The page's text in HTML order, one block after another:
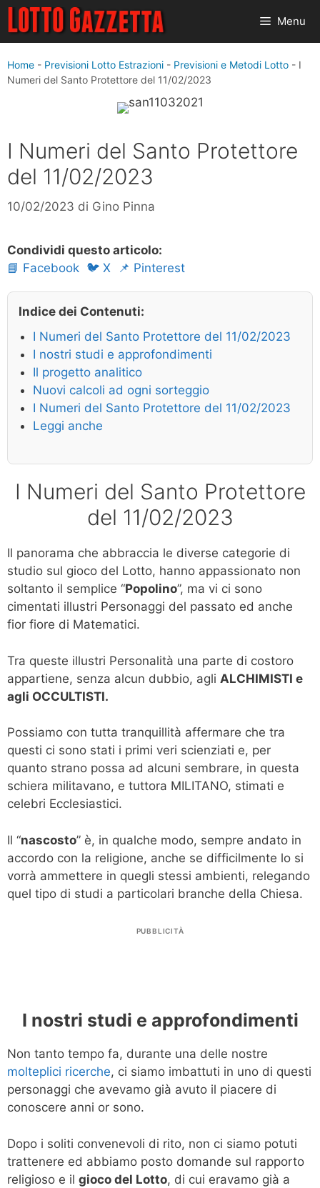
Vai
contenuto
Menu
Home - Previsioni Lotto Estrazioni - Previsioni e Metodi Lotto - I
Numeri del Santo Protettore del 11/02/2023
I Numeri del Santo Protettore
del 11/02/2023
10/02/2023 di Gino Pinna
Condividi questo articolo:
📘 Facebook 🐦 X 📌 Pinterest
Indice dei Contenuti:
I Numeri del Santo Protettore del 11/02/2023
I nostri studi e approfondimenti
Il progetto analitico
Nuovi calcoli ad ogni sorteggio
I Numeri del Santo Protettore del 11/02/2023
Leggi anche
I Numeri del Santo Protettore
del 11/02/2023
Il panorama che abbraccia le diverse categorie di
studio sul gioco del Lotto, hanno appassionato non
soltanto il semplice “Popolino”, ma vi ci sono
cimentati illustri Personaggi del passato ed anche
fior fiore di Matematici.
Tra queste illustri Personalità una parte di costoro
appartiene, senza alcun dubbio, agli ALCHIMISTI e
agli OCCULTISTI.
Possiamo con tutta tranquillità affermare che tra
questi ci sono stati i primi veri scienziati e, per
quanto strano possa ad alcuni sembrare, in questa
schiera militavano, e tuttora MILITANO, stimati e
celebri Ecclesiastici.
Il “nascosto” è, in qualche modo, sempre andato in
accordo con la religione, anche se difficilmente lo si
vorrà ammettere in quegli stessi ambienti, relegando
quel tipo di studi a particolari branche della Chiesa.
PUBBLICITÀ
I nostri studi e approfondimenti
Non tanto tempo fa, durante una delle nostre
molteplici ricerche, ci siamo imbattuti in uno di questi
personaggi che avevamo già avuto il piacere di
conoscere anni or sono.
Dopo i soliti convenevoli di rito, non ci siamo potuti
trattenere ed abbiamo posto domande sul rapporto
religioso e il gioco del Lotto, di cui eravamo già a